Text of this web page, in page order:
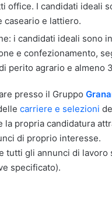
office. I candidati ideali
caseario e lattiero.
i candidati ideali sono
e confezionamento,
perito agrario e almeno
presso il Gruppo
carriere e selezioni
la propria candidatura
di proprio interesse.
tutti gli annunci di
specificato).